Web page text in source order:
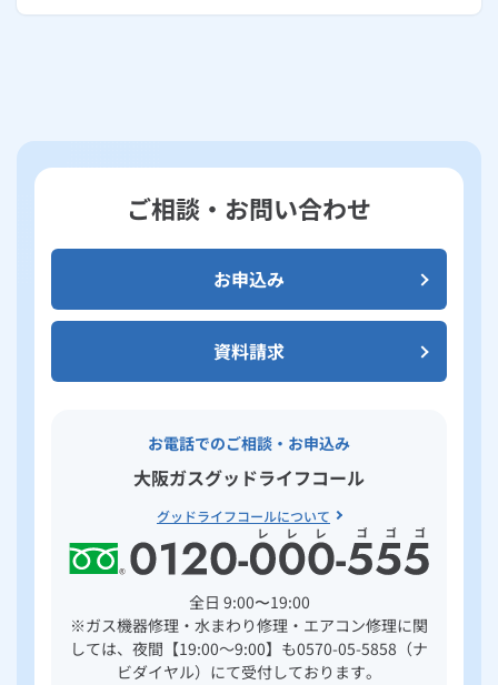
ご相談・お問い合わせ
お申込み
資料請求
お電話でのご相談・お申込み
大阪ガスグッドライフコール
グッドライフコールについて
全日 9:00〜19:00
※ガス機器修理・水まわり修理・エアコン修理に関
しては、夜間【19:00～9:00】も0570-05-5858（ナ
ビダイヤル）にて受付しております。